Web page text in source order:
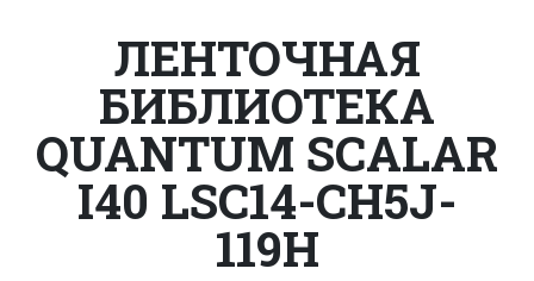
ЛЕНТОЧНАЯ
БИБЛИОТЕКА
QUANTUM SCALAR
I40 LSC14-CH5J-
119H